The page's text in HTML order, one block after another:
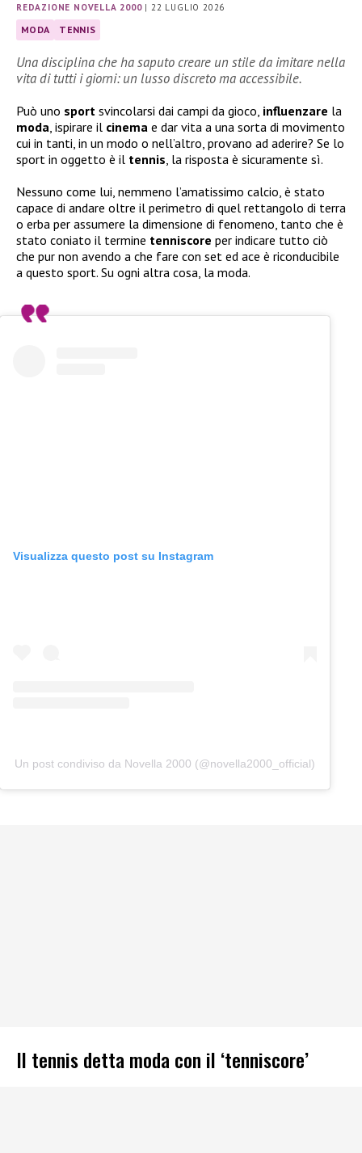
REDAZIONE NOVELLA 2000|22 LUGLIO 2026
MODA TENNIS
Una disciplina che ha saputo creare un stile da imitare nella
vita di tutti i giorni: un lusso discreto ma accessibile.
Può uno sport svincolarsi dai campi da gioco, influenzare la
moda , ispirare il cinema e dar vita a una sorta di movimento
cui in tanti, in un modo o nell’altro, provano ad aderire? Se lo
sport in oggetto è il tennis , la risposta è sicuramente sì.
Nessuno come lui, nemmeno l’amatissimo calcio, è stato
capace di andare oltre il perimetro di quel rettangolo di terra
o erba per assumere la dimensione di fenomeno, tanto che è
stato coniato il termine tenniscore per indicare tutto ciò
che pur non avendo a che fare con set ed ace è riconducibile
a questo sport. Su ogni altra cosa, la moda.
Visualizza questo post su Instagram
Un post condiviso da Novella 2000 (@novella2000_official)
Il tennis detta moda con il ‘tenniscore’